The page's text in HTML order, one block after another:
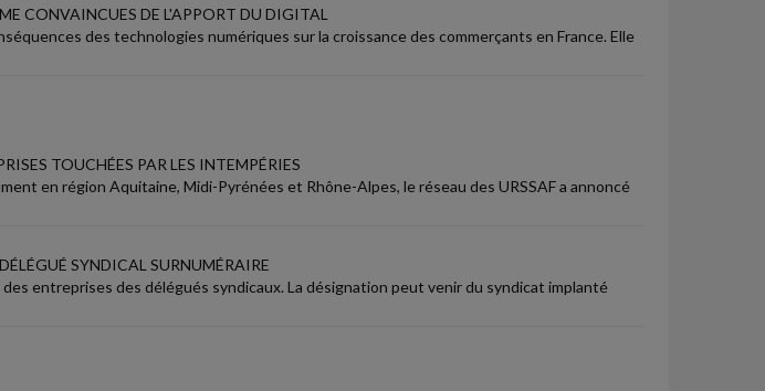
CONVAINCUES DE L'APPORT DU DIGITAL
des technologies numériques sur la croissance des commerçants en France. Elle
TOUCHÉES PAR LES INTEMPÉRIES
en région Aquitaine, Midi-Pyrénées et Rhône-Alpes, le réseau des URSSAF a annoncé
SYNDICAL SURNUMÉRAIRE
entreprises des délégués syndicaux. La désignation peut venir du syndicat implanté